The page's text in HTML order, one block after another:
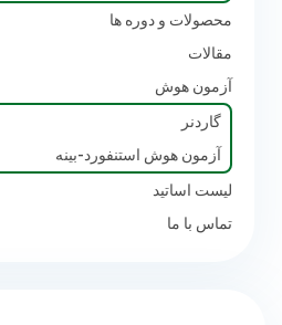
محصولات و دوره ها
مقالات
آزمون هوش
گاردنر
آزمون هوش استنفورد-بینه
لیست اساتید
تماس با ما